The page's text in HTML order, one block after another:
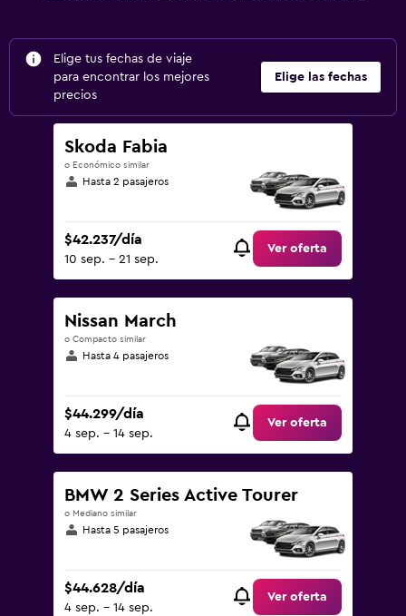
Elige tus fechas de viaje
para encontrar los mejores
precios
Elige las fechas
Skoda Fabia
o Económico similar
Hasta 2 pasajeros
$42.237/día
10 sep. - 21 sep.
Ver oferta
Nissan March
o Compacto similar
Hasta 4 pasajeros
$44.299/día
4 sep. - 14 sep.
Ver oferta
BMW 2 Series Active Tourer
o Mediano similar
Hasta 5 pasajeros
$44.628/día
4 sep. - 14 sep.
Ver oferta